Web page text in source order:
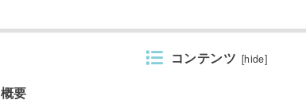
コンテンツ [hide]
概要